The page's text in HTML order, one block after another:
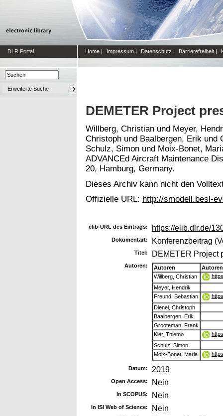
DLR Portal Home | Impressum | Datenschutz | Barrierefreiheit |
Erweiterte Suche
DEMETER Project
Willberg, Christian und Meyer,
Christoph und Baalbergen, Erik und
Schulz, Simon und Moix-Bonet,
ADVANCEd Aircraft Maintenance
20, Hamburg, Germany.
Dieses Archiv kann nicht den
Offizielle URL: http://smodell.besl-
elib-URL des Eintrags: https://elib.dlr.de/
Dokumentart: Konferenzbeitrag
Titel: DEMETER Project
Autoren: Autoren
Willberg, Christian
Meyer, Hendrik
Freund, Sebastian
Dienel, Christoph
Baalbergen, Erik
Grooteman, Frank
Kier, Thiemo
Schulz, Simon
Moix-Bonet, Maria
Datum: 2019
Open Access: Nein
In SCOPUS: Nein
In ISI Web of Science: Nein